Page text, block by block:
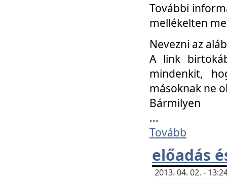
További
mellékelten
Nevezni az
A link
mindenkit,
másoknak ne
Bármilyen
...
Tovább
előadás
2013. 04. 02. -